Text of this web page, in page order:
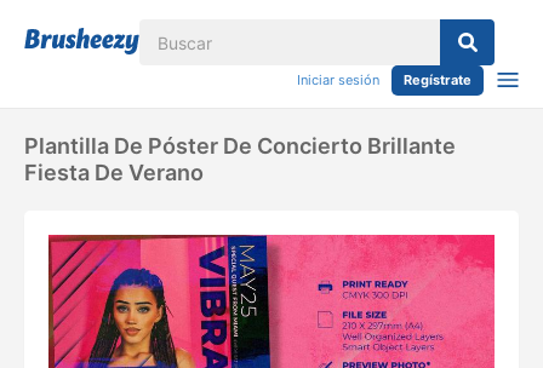
Iniciar sesión Regístrate
Plantilla De Póster De Concierto Brillante
Fiesta De Verano